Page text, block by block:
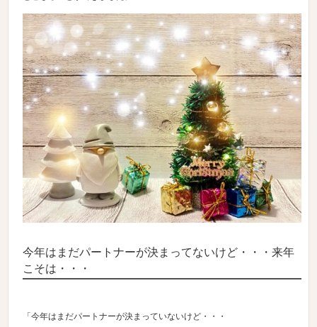
今年はまだパートナーが決まってないけど・・・来年
こそは・・・
「今年はまだパートナーが決まっていないけど・・・